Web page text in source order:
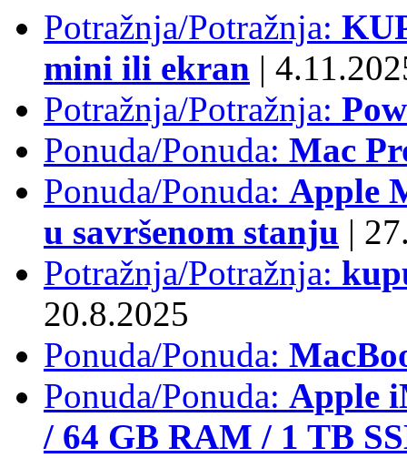
Potražnja/Potražnja:
mini ili ekran |
Potražnja/Potražnja:
Ponuda/Ponuda: Mac
Ponuda/Ponuda: Apple
u savršenom stanju |
Potražnja/Potražnja:
20.8.2025
Ponuda/Ponuda:
Ponuda/Ponuda: Apple
/ 64 GB RAM / 1 TB